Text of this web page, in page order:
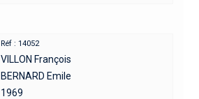
Réf : 14052
VILLON François
BERNARD Emile
1969